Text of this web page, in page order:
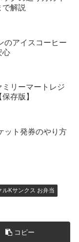
で解説
のアイスコーヒー
心
リーマートレジ
存版】
ット発券のやり方
ルKサンクス お弁当
コピー